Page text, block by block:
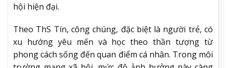
hội hiện đại.
Theo ThS Tín, công chúng, đặc biệt là người trẻ, có
xu hướng yêu mến và học theo thần tượng từ
phong cách sống đến quan điểm cá nhân. Trong môi